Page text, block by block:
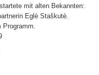
mit alten Bekannten:
Eglè Staškutè.